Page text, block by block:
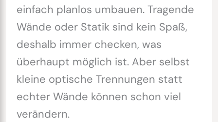
einfach planlos umbauen. Tragende
Wände oder Statik sind kein Spaß,
deshalb immer checken, was
überhaupt möglich ist. Aber selbst
kleine optische Trennungen statt
echter Wände können schon viel
verändern.